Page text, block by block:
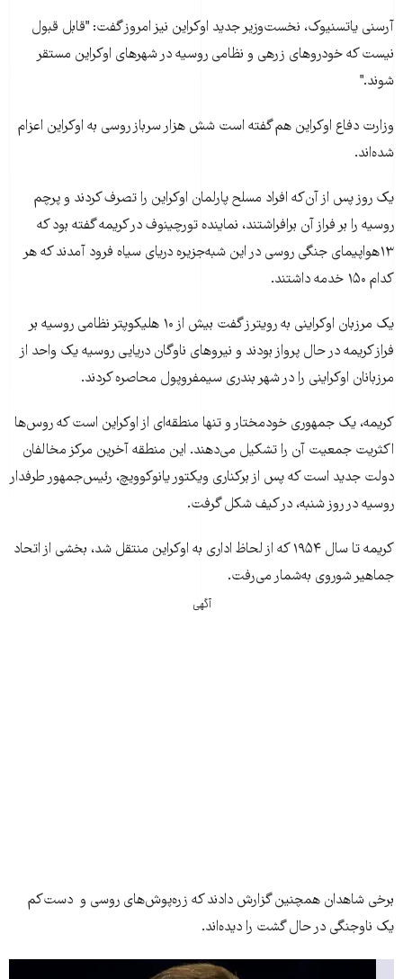
آرسنی یاتسنیوک، نخست‌وزیر جدید اوکراین نيز امروز گفت: "قابل قبول
نيست که خودروهای زرهی و نظامی روسیه در شهرهای اوکراین مستقر
شوند."
وزارت دفاع اوکراين هم گفته است شش هزار سرباز روسی به اوکراین اعزام
شده‌اند.
یک روز پس از آن‌که افراد مسلح پارلمان اوکراین را تصرف کردند و پرچم
روسیه را بر فراز آن برافراشتند، نماینده تورچینوف در کریمه گفته بود که
۱۳هواپیمای جنگی روسی در این شبه‌جزیره دریای سیاه فرود آمدند که هر
کدام ۱۵۰ خدمه داشتند.
یک مرزبان اوکراینی به رویترز گفت بیش از ۱۰ هلیکوپتر نظامی روسیه بر
فراز کریمه در حال پرواز بودند و نیروهای ناوگان دریایی روسیه یک واحد از
مرزبانان اوکراینی را در شهر بندری سیمفروپول محاصره کردند.
کریمه، یک جمهوری خودمختار و تنها منطقه‌ای از اوکراین است که روس‌ها
اکثریت جمعیت آن را تشکیل می‌دهند. این منطقه آخرین مرکز مخالفان
دولت جدید است که پس از برکناری ویکتور یانوکوویچ، رئیس‌جمهور طرفدار
روسیه در روز شنبه، در کیف شکل گرفت.
کریمه تا سال ۱۹۵۴ که از لحاظ اداری به اوکراین منتقل شد، بخشی از اتحاد
جماهیر شوروی به‌شمار می‌رفت.
آگهی
برخی شاهدان همچنین گزارش دادند که زره‌پوش‌های روسی و دست‌کم
یک ناوجنگی در حال گشت را دیده‌اند.